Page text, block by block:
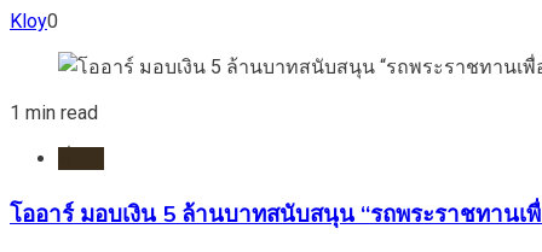
Kloy0
1 min read
โออาร์ มอบเงิน 5 ล้านบาทสนับสนุน “รถพระราชทานเ